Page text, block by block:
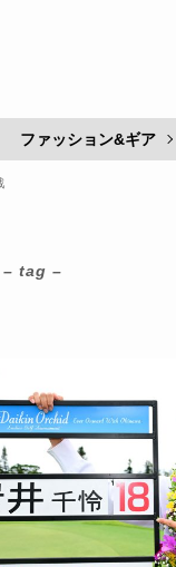
ファッション&ギア
– tag –